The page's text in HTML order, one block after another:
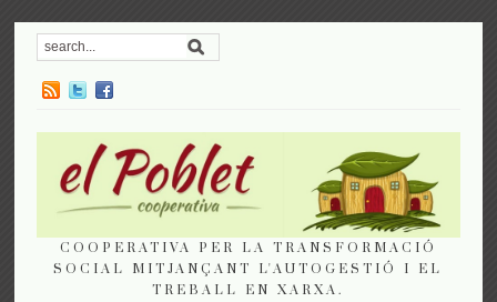
COOPERATIVA PER LA TRANSFORMACIÓ
SOCIAL MITJANÇANT L'AUTOGESTIÓ I EL
TREBALL EN XARXA.